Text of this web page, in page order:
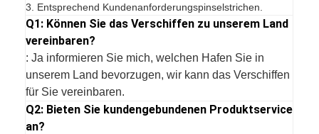
3. Entsprechend Kundenanforderungspinselstrichen.
Q1: Können Sie das Verschiffen zu unserem Land
vereinbaren?
: Ja informieren Sie mich, welchen Hafen Sie in
unserem Land bevorzugen, wir kann das Verschiffen
für Sie vereinbaren.
Q2: Bieten Sie kundengebundenen Produktservice
an?